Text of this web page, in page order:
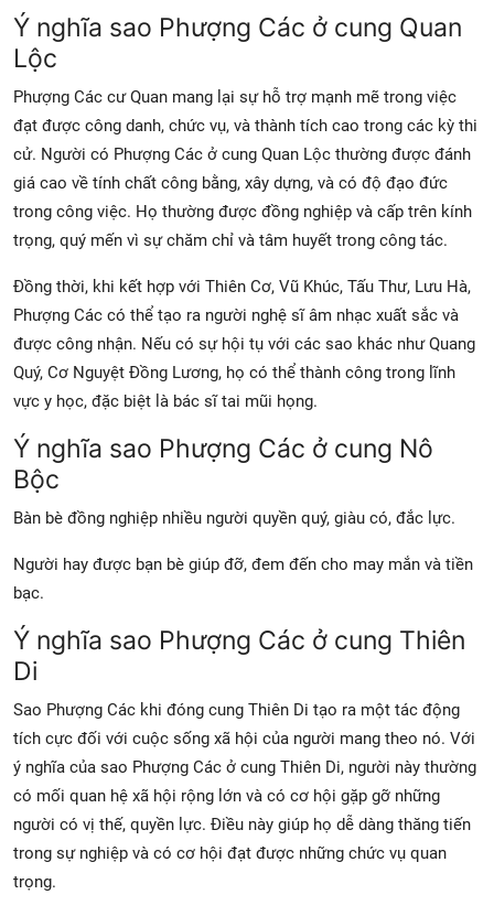
Ý nghĩa sao Phượng Các ở cung Quan
Lộc
Phượng Các cư Quan mang lại sự hỗ trợ mạnh mẽ trong việc
đạt được công danh, chức vụ, và thành tích cao trong các kỳ thi
cử. Người có Phượng Các ở cung Quan Lộc thường được đánh
giá cao về tính chất công bằng, xây dựng, và có độ đạo đức
trong công việc. Họ thường được đồng nghiệp và cấp trên kính
trọng, quý mến vì sự chăm chỉ và tâm huyết trong công tác.
Đồng thời, khi kết hợp với Thiên Cơ, Vũ Khúc, Tấu Thư, Lưu Hà,
Phượng Các có thể tạo ra người nghệ sĩ âm nhạc xuất sắc và
được công nhận. Nếu có sự hội tụ với các sao khác như Quang
Quý, Cơ Nguyệt Đồng Lương, họ có thể thành công trong lĩnh
vực y học, đặc biệt là bác sĩ tai mũi họng.
Ý nghĩa sao Phượng Các ở cung Nô
Bộc
Bàn bè đồng nghiệp nhiều người quyền quý, giàu có, đắc lực.
Người hay được bạn bè giúp đỡ, đem đến cho may mắn và tiền
bạc.
Ý nghĩa sao Phượng Các ở cung Thiên
Di
Sao Phượng Các khi đóng cung Thiên Di tạo ra một tác động
tích cực đối với cuộc sống xã hội của người mang theo nó. Với
ý nghĩa của sao Phượng Các ở cung Thiên Di, người này thường
có mối quan hệ xã hội rộng lớn và có cơ hội gặp gỡ những
người có vị thế, quyền lực. Điều này giúp họ dễ dàng thăng tiến
trong sự nghiệp và có cơ hội đạt được những chức vụ quan
trọng.